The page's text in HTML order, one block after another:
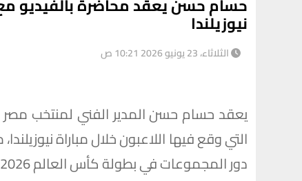
نيوزيلندا
الثلاثاء، 23 يونيو 2026 10:21 ص
يعقد حسام حسن المدير الفني لمنتخب مصر
التي وقع فيها اللاعبون خلال مباراة
دور المجموعات في بطولة كأس العالم 2026.